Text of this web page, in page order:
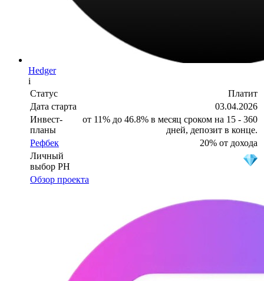
Hedger
i
Статус
Платит
Дата старта
03.04.2026
Инвест-
планы
от 11% до 46.8% в месяц сроком на 15 - 360
дней, депозит в конце.
Рефбек
20% от дохода
Личный
выбор PH
Обзор проекта